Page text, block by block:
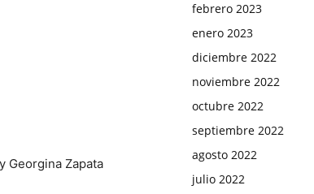
Georgina Zapata
febrero 2023
enero 2023
diciembre 2022
noviembre 2022
octubre 2022
septiembre 2022
agosto 2022
julio 2022